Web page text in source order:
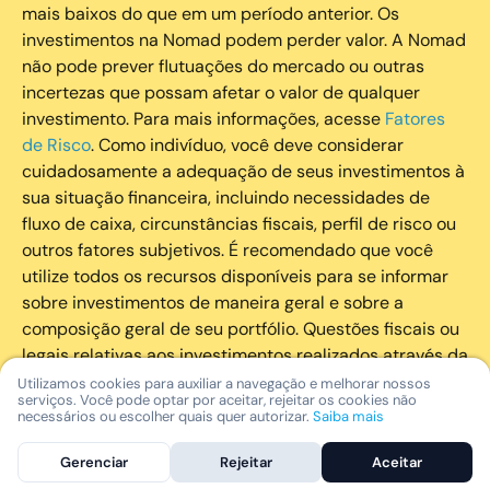
mais baixos do que em um período anterior. Os
investimentos na Nomad podem perder valor. A Nomad
não pode prever flutuações do mercado ou outras
incertezas que possam afetar o valor de qualquer
investimento. Para mais informações, acesse Fatores
de Risco. Como indivíduo, você deve considerar
cuidadosamente a adequação de seus investimentos à
sua situação financeira, incluindo necessidades de
fluxo de caixa, circunstâncias fiscais, perfil de risco ou
outros fatores subjetivos. É recomendado que você
utilize todos os recursos disponíveis para se informar
sobre investimentos de maneira geral e sobre a
composição geral de seu portfólio. Questões fiscais ou
legais relativas aos investimentos realizados através da
Nomad devem ser obtidas pelos próprios clientes. A
Nomad e suas afiliadas não fornecem nenhum tipo de
A Nomad Wealth Management Ltda. (“Nomad Wealth”),
Utilizamos cookies para auxiliar a navegação e melhorar nossos
serviços. Você pode optar por aceitar, rejeitar os cookies não
necessários ou escolher quais quer autorizar. Saiba mais
Gerenciar Rejeitar Aceitar